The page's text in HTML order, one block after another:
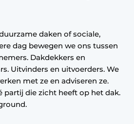
daken of sociale,
dag bewegen we ons tussen
Dakdekkers en
Uitvinders en uitvoerders. We
met ze en adviseren ze.
partij die zicht heeft op het dak.